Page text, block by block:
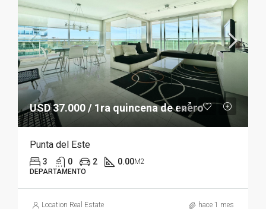
USD 37.000 / 1ra quincena de enero
Punta del Este
3 0 2 0.00M2
DEPARTAMENTO
Location Real Estate hace 1 mes